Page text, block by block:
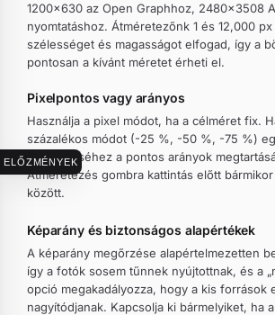
ELŐZMÉNYEK
1200×630 az Open Graphhoz, 2480×3508
nyomtatáshoz. Átméretezőnk 1 és 12,000
szélességet és magasságot elfogad, így a
pontosan a kívánt méretet érheti el.
Pixelpontos vagy arányos
Használja a pixel módot, ha a célméret fix.
százalékos módot (-25 %, -50 %, -75 %)
kicsinyítéséhez a pontos arányok
Átméretezés gombra kattintás előtt
között.
Képarány és biztonságos alapértékek
A képarány megőrzése alapértelmezetten
így a fotók sosem tűnnek nyújtottnak, és a
opció megakadályozza, hogy a kis források
nagyítódjanak. Kapcsolja ki bármelyiket, ha